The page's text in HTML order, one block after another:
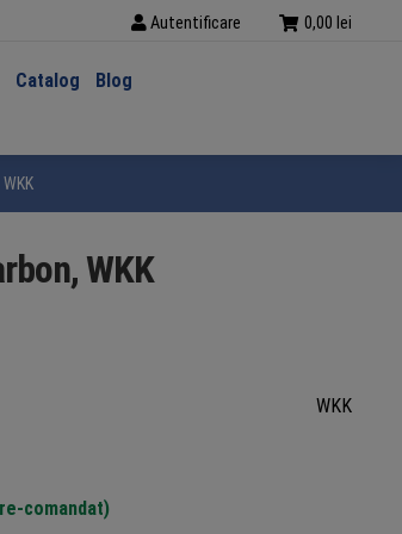
Autentificare 0,00 lei
Catalog
Blog
WKK
WKK
comandat)